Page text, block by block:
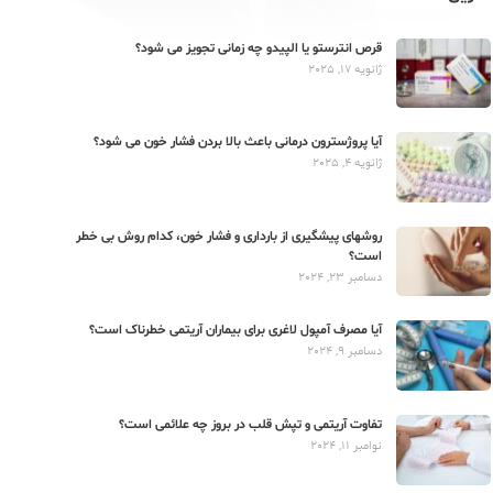
قرص انترستو یا الپیدو چه زمانی تجویز می شود؟
ژانویه 17, 2025
آیا پروژسترون درمانی باعث بالا بردن فشار خون می شود؟
ژانویه 4, 2025
روشهای پیشگیری از بارداری و فشار خون، کدام روش بی خطر
است؟
دسامبر 23, 2024
آیا مصرف آمپول لاغری برای بیماران آریتمی خطرناک است؟
دسامبر 9, 2024
تفاوت آریتمی و تپش قلب در بروز چه علائمی است؟
نوامبر 11, 2024